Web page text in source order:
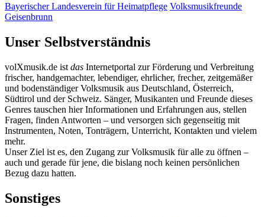
Bayerischer Landesverein für Heimatpflege Volksmusikfreunde
Geisenbrunn
Unser Selbstverständnis
volXmusik.de ist das Internetportal zur Förderung und Verbreitung
frischer, handgemachter, lebendiger, ehrlicher, frecher, zeitgemäßer
und bodenständiger Volksmusik aus Deutschland, Österreich,
Südtirol und der Schweiz. Sänger, Musikanten und Freunde dieses
Genres tauschen hier Informationen und Erfahrungen aus, stellen
Fragen, finden Antworten – und versorgen sich gegenseitig mit
Instrumenten, Noten, Tonträgern, Unterricht, Kontakten und vielem
mehr.
Unser Ziel ist es, den Zugang zur Volksmusik für alle zu öffnen –
auch und gerade für jene, die bislang noch keinen persönlichen
Bezug dazu hatten.
Sonstiges